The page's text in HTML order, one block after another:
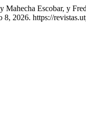
Escobar, y
2026. https://